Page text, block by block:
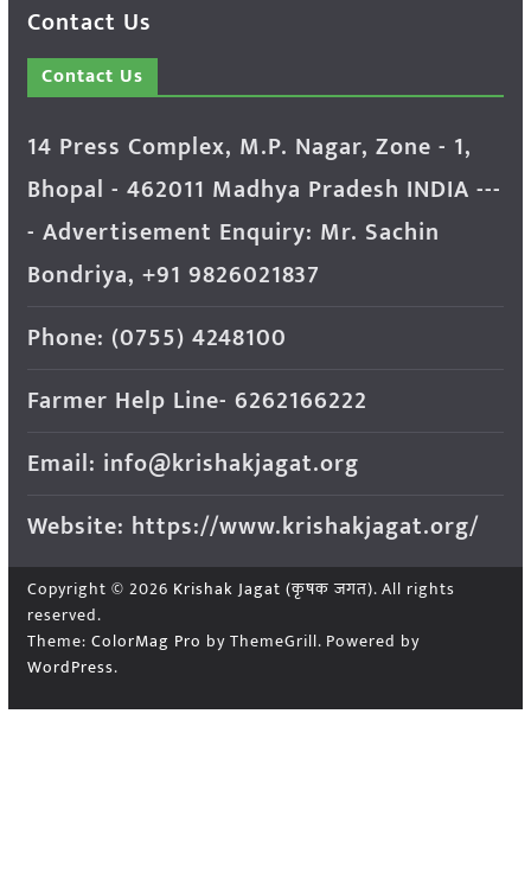
Contact Us
Contact Us
14 Press Complex, M.P. Nagar, Zone - 1,
Bhopal - 462011 Madhya Pradesh INDIA ---
- Advertisement Enquiry: Mr. Sachin
Bondriya, +91 9826021837
Phone: (0755) 4248100
Farmer Help Line- 6262166222
Email: info@krishakjagat.org
Website: https://www.krishakjagat.org/
Copyright © 2026 Krishak Jagat (कृषक जगत). All rights
reserved.
Theme: ColorMag Pro by ThemeGrill. Powered by
WordPress.